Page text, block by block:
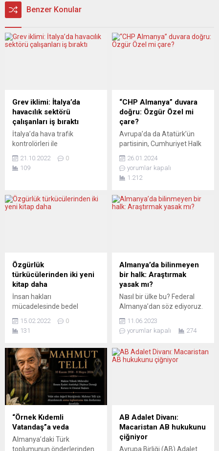
Benzer Konular
Grev iklimi: İtalya’da
havacılık sektörü
çalışanları iş bıraktı
İtalya’da hava trafik
kontrolörleri ile
greve gitti. Ülkede dört
büyük işçi sendikasının
çalışanların iş koşullarının
iyileştirilmesi talebiyle greve
çalışanların karşılaştığı
sorunlara yönelik net
yanıtlar alamadıkları
gerekçesiyle bir günlük grev
kararı aldığı belirtildi....
21.10.2022
0
109
“CHP Almanya” duvara
doğru: Özgür Özel mi
çare?
Avrupa’da da Atatürk’ün
partisinin, Cumhuriyet Halk
çarpmasına ramak kaldı.
Aslında benzer sıkıntıları bu
sayfalardan uzun süredir
“Yeni yapılanma” adı altında
Almanya örgütlenmelerine
Avrupa’daki örgütlenmeleri,
parçalanmanın, dağılmanın
eşiğinde sanki…...
26.01.2024
yorumlar kapalı
1.212
Özgürlük
türkücülerinden iki yeni
kitap daha
İnsan hakları
mücadelesinde bedel
özgürlük ve Kızılbaş-Alevi
türkülerinin önemli ismi
yazar ve aktivist Ozan Şiar
Ağdaşan’ın iki yeni kitabı
daha okurla buluştu. Kitap
At Yayınları tarafından
okurla buluşturulan
“Güneşle Vurun Beni” Ozan
Şiar Ağdaşan’ın, “Bizi Yakar
Bizim Ateş” Ozan Şah
Turna’nın imzasını taşıyor....
15.02.2022
0
131
Almanya’da bilinmeyen
bir halk: Araştırmak
yasak mı?
Nasıl bir ülke bu? Federal
Almanya’dan söz ediyoruz.
en anlamlı irtibat merkezi
olmasaydı bile, bu Almanya
İçindeki en büyük ikinci
anadil Türkçe. Bu dili
ayrıntılı araştırmalar var
mı?...
11.06.2023
yorumlar kapalı
274
“Örnek Kıdemli
Vatandaş”a veda
Almanya’daki Türk
toplumunun önderlerinden
AB Adalet Divanı:
Macaristan AB hukukunu
çiğniyor
Avrupa Birliği (AB) Adalet